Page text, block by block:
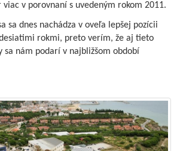
v porovnaní s uvedeným rokom 2011.
sa dnes nachádza v oveľa lepšej pozícii
rokmi, preto verím, že aj tieto
sa nám podarí v najbližšom období